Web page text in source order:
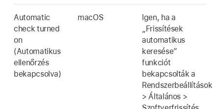
Automatic
check turned
on
(Automatikus
ellenőrzés
bekapcsolva)
macOS
Igen, ha a
„Frissítések
automatikus
keresése”
funkciót
bekapcsolták a
Rendszerbeállítások
> Általános >